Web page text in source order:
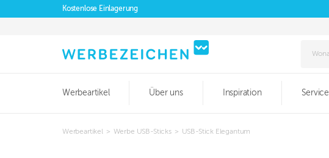
Kostenlose Einlagerung
Werbeartikel Über uns Inspiration Service
Werbeartikel > Werbe USB-Sticks > USB-Stick Elegantum